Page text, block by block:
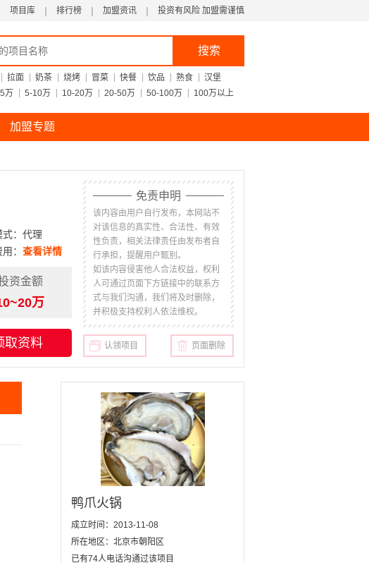
投资有风险 加盟需谨慎
加盟资讯
排行榜
项目库
搜索
拉面 奶茶 烧烤 冒菜 快餐 饮品 熟食
汉堡
万 5-10万 10-20万 20-50万 50-100万 100万以上
加盟专题
式：代理
： 查看详情
资金额
万
取资料
免责申明
该内容由用户自行发布，本网站不
对该信息的真实性、合法性、有效
性负责，相关法律责任由发布者自
行承担，提醒用户甄别。
如该内容侵害他人合法权益，权利
人可通过页面下方链接中的联系方
式与我们沟通，我们将及时删除，
并积极支持权利人依法维权。
认领项目 页面删除
鸭爪火锅
成立时间：2013-11-08
所在地区：北京市朝阳区
已有74人电话沟通过该项目